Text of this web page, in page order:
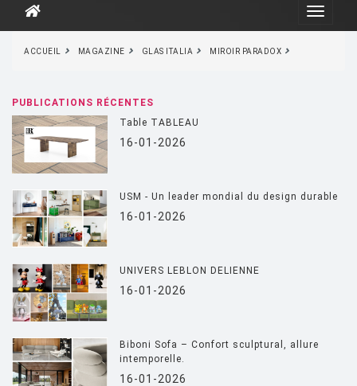
ACCUEIL MAGAZINE GLAS ITALIA MIROIR PARADOX
PUBLICATIONS RÉCENTES
Table TABLEAU
16-01-2026
USM - Un leader mondial du design durable
16-01-2026
UNIVERS LEBLON DELIENNE
16-01-2026
Biboni Sofa – Confort sculptural, allure
intemporelle.
16-01-2026